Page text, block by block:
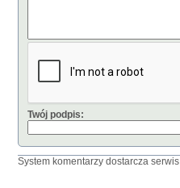
Twój podpis:
System komentarzy dostarcza serwis